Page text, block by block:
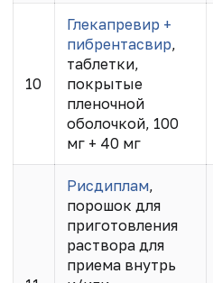
10
Глекапревир +
пибрентасвир,
таблетки,
покрытые
пленочной
оболочкой, 100
мг + 40 мг
Рисдиплам,
порошок для
приготовления
раствора для
приема внутрь